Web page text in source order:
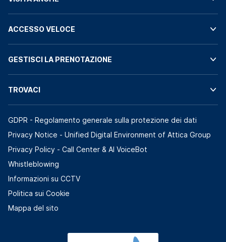
ACCESSO VELOCE
GESTISCI LA PRENOTAZIONE
TROVACI
GDPR - Regolamento generale sulla protezione dei dati
Privacy Notice - Unified Digital Environment of Attica Group
Privacy Policy - Call Center & ΑΙ VoiceBot
Whistleblowing
Informazioni su CCTV
Politica sui Cookie
Mappa del sito